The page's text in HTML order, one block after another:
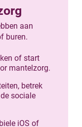
aan
buren.
of start
mantelzorg.
betrek
sociale
iOS of